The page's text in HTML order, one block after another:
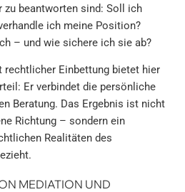
zu beantworten sind: Soll ich
ich meine Position?
– und wie sichere ich sie ab?
rechtlicher Einbettung bietet hier
Er verbindet die persönliche
Beratung. Das Ergebnis ist nicht
Richtung – sondern ein
Realitäten des
MEDIATION UND